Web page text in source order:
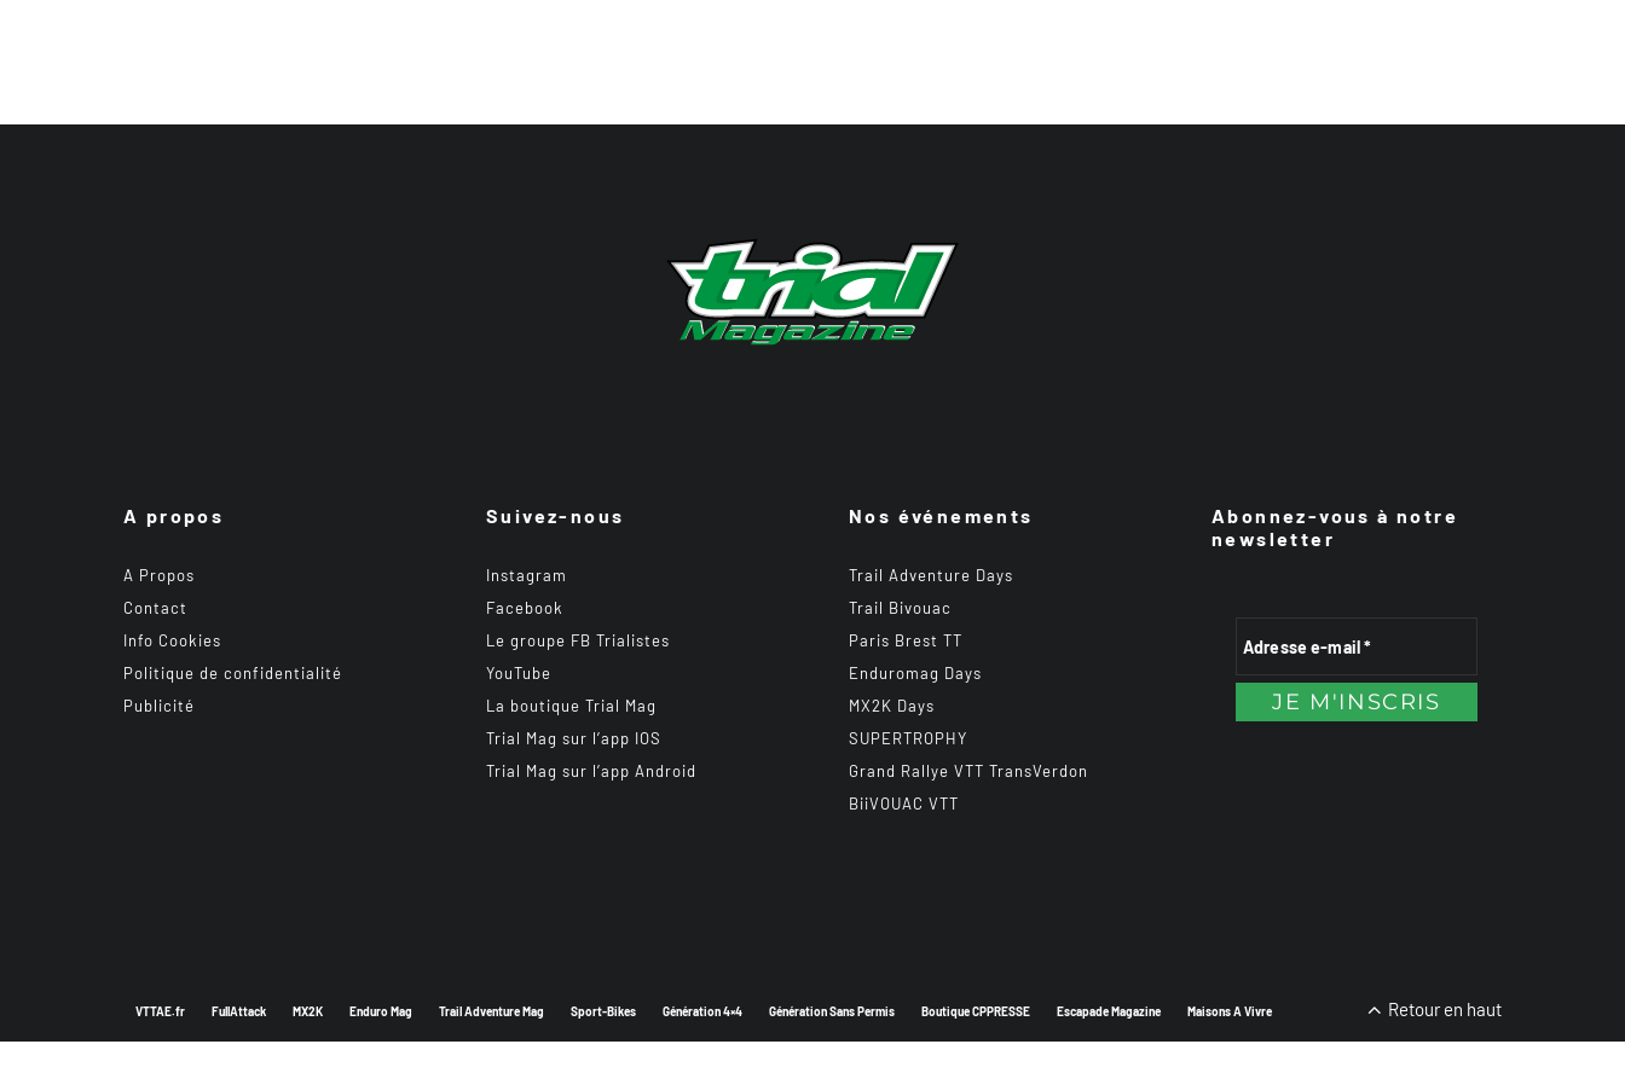
A propos
A Propos
Contact
Info Cookies
Politique de confidentialité
Publicité
Suivez-nous
Instagram
Facebook
Le groupe FB Trialistes
YouTube
La boutique Trial Mag
Trial Mag sur l’app IOS
Trial Mag sur l’app Android
Nos événements
Trail Adventure Days
Trail Bivouac
Paris Brest TT
Enduromag Days
MX2K Days
SUPERTROPHY
Grand Rallye VTT TransVerdon
BiiVOUAC VTT
Abonnez-vous à notre
newsletter
VTTAE.fr FullAttack MX2K Enduro Mag Trail Adventure Mag Sport-Bikes Génération 4×4 Génération Sans Permis Boutique CPPRESSE Escapade Magazine Maisons A Vivre Retour en haut